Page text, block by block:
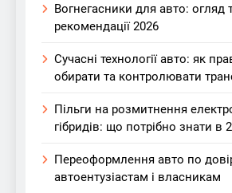
Вогнегасники для авто: огляд
рекомендації 2026
Сучасні технології авто: як
обирати та контролювати
Пільги на розмитнення
гібридів: що потрібно знати в
Переоформлення авто по
автоентузіастам і власникам